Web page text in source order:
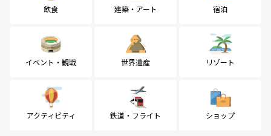
飲食 建築・アート 宿泊
イベント・観戦 世界遺産 リゾート
アクティビティ 鉄道・フライト ショップ